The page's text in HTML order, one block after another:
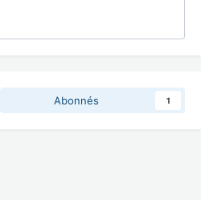
Abonnés 1